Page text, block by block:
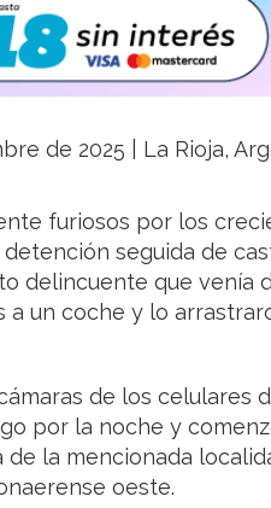
de 2025 | La Rioja,
furiosos por los
seguida de
delincuente que venía
a un coche y lo
de los celulares
por la noche y
de la mencionada
oeste.